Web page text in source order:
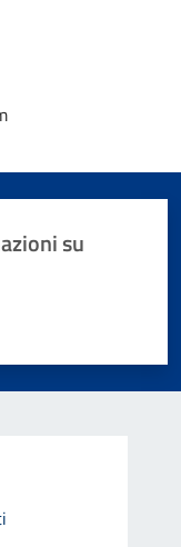
su